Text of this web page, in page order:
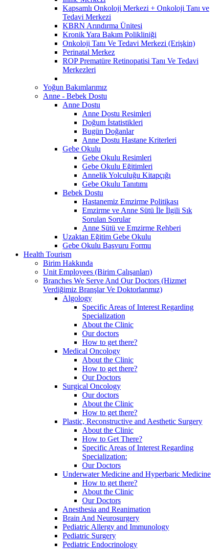
Kapsamlı Onkoloji Merkezi + Onkoloji Tanı ve
Tedavi Merkezi
KBRN Arındırma Ünitesi
Kronik Yara Bakım Polikliniği
Onkoloji Tanı Ve Tedavi Merkezi (Erişkin)
Perinatal Merkez
ROP Prematüre Retinopatisi Tanı Ve Tedavi
Merkezleri
Yoğun Bakımlarımız
Anne - Bebek Dostu
Anne Dostu
Anne Dostu Resimleri
Doğum İstatistikleri
Bugün Doğanlar
Anne Dostu Hastane Kriterleri
Gebe Okulu
Gebe Okulu Resimleri
Gebe Okulu Eğitimleri
Annelik Yolculuğu Kitapçığı
Gebe Okulu Tanıtımı
Bebek Dostu
Hastanemiz Emzirme Politikası
Emzirme ve Anne Sütü İle İlgili Sık
Sorulan Sorular
Anne Sütü ve Emzirme Rehberi
Uzaktan Eğitim Gebe Okulu
Gebe Okulu Başvuru Formu
Health Tourism
Birim Hakkında
Unit Employees (Birim Çalışanları)
Branches We Serve And Our Doctors (Hizmet
Verdiğimiz Branşlar Ve Doktorlarımız)
Algology
Specific Areas of Interest Regarding
Specialization
About the Clinic
Our doctors
How to get there?
Medical Oncology
About the Clinic
How to get there?
Our Doctors
Surgical Oncology
Our doctors
About the Clinic
How to get there?
Plastic, Reconstructive and Aesthetic Surgery
About the Clinic
How to Get There?
Specific Areas of Interest Regarding
Specialization:
Our Doctors
Underwater Medicine and Hyperbaric Medicine
How to get there?
About the Clinic
Our Doctors
Anesthesia and Reanimation
Brain And Neurosurgery
Pediatric Allergy and Immunology
Pediatric Surgery
Pediatric Endocrinology